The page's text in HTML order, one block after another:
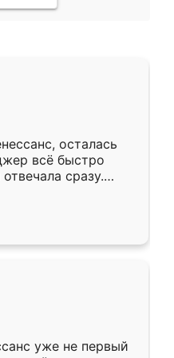
осталась
всё быстро
сразу.
подошёл к
Собрали
аккуратно, даже
уже не первый